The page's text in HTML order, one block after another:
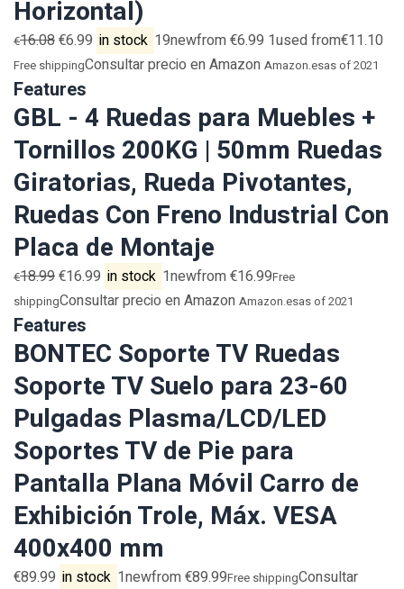
Horizontal)
€16.08€6.99 in stock 19newfrom €6.99 1used from€11.10
Free shippingConsultar precio en Amazon Amazon.esas of 2021
Features
GBL - 4 Ruedas para Muebles +
Tornillos 200KG | 50mm Ruedas
Giratorias, Rueda Pivotantes,
Ruedas Con Freno Industrial Con
Placa de Montaje
€18.99€16.99 in stock 1newfrom €16.99Free
shippingConsultar precio en Amazon Amazon.esas of 2021
Features
BONTEC Soporte TV Ruedas
Soporte TV Suelo para 23-60
Pulgadas Plasma/LCD/LED
Soportes TV de Pie para
Pantalla Plana Móvil Carro de
Exhibición Trole, Máx. VESA
400x400 mm
€89.99 in stock 1newfrom €89.99Free shippingConsultar